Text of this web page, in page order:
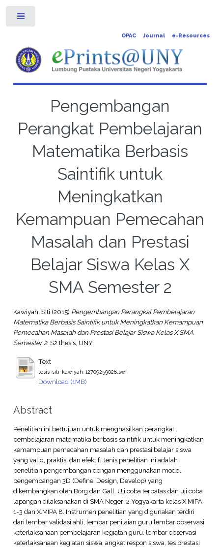
OPAC Journal e-Resources
Pengembangan
Perangkat Pembelajaran
Matematika Berbasis
Saintifik untuk
Meningkatkan
Kemampuan Pemecahan
Masalah dan Prestasi
Belajar Siswa Kelas X
SMA Semester 2
Kawiyah, Siti (2015) Pengembangan Perangkat Pembelajaran
Matematika Berbasis Saintifik untuk Meningkatkan Kemampuan
Pemecahan Masalah dan Prestasi Belajar Siswa Kelas X SMA
Semester 2. S2 thesis, UNY.
Text
tesis-siti-kawiyah-12709259028.swf
Download (1MB)
Abstract
Penelitian ini bertujuan untuk menghasilkan perangkat
pembelajaran matematika berbasis saintifik untuk meningkatkan
kemampuan pemecahan masalah dan prestasi belajar siswa
yang valid, praktis, dan efektif. Jenis penelitian ini adalah
penelitian pengembangan dengan menggunakan model
pengembangan 3D (Define, Design, Develop) yang
dikembangkan oleh Borg dan Gall. Uji coba terbatas dan uji coba
lapangan dilaksanakan di SMA Negeri 2 Yogyakarta kelas X.MIPA
1-3 dan X.MIPA 8. Instrumen penelitian yang digunakan terdiri
dari lembar validasi ahli, lembar penilaian guru,lembar observasi
keterlaksanaan pembelajaran kegiatan guru, lembar observasi
keterlaksanaan kegiatan siswa, angket respon siswa, tes prestasi